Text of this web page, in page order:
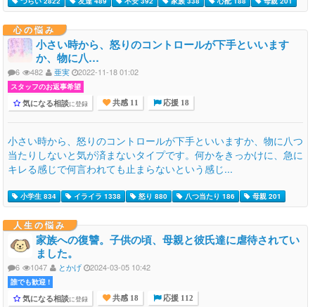
心の悩み
小さい時から、怒りのコントロールが下手といいます
か、物に八…
6 482 亜実 2022-11-18 01:02
スタッフのお返事希望
気になる相談に登録 共感 11 応援 18
小さい時から、怒りのコントロールが下手といいますか、物に八つ
当たりしないと気が済まないタイプです。何かをきっかけに、急に
キレる感じで何言われても止まらないという感じ...
小学生 834 イライラ 1338 怒り 880 八つ当たり 186 母親 201
人生の悩み
家族への復讐。子供の頃、母親と彼氏達に虐待されてい
ました。
6 1047 とかげ 2024-03-05 10:42
誰でも歓迎 !
気になる相談に登録 共感 18 応援 112